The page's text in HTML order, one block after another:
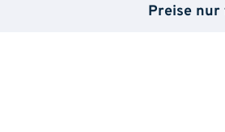
Preise